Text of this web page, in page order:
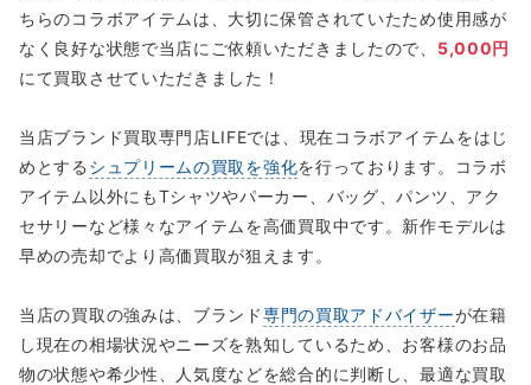
ちらのコラボアイテムは、大切に保管されていたため使用感が
なく良好な状態で当店にご依頼いただきましたので、 5,000円
にて買取させていただきました！
当店ブランド買取専門店LIFEでは、現在コラボアイテムをはじ
めとする シュプリームの買取を強化を行っております。コラボ
アイテム以外にもTシャツやパーカー、バッグ、パンツ、アク
セサリーなど様々なアイテムを高価買取中です。新作モデルは
早めの売却でより高価買取が狙えます。
当店の買取の強みは、ブランド専門の買取アドバイザーが在籍
し現在の相場状況やニーズを熟知しているため、お客様のお品
物の状態や希少性、人気度などを総合的に判断し、最適な買取